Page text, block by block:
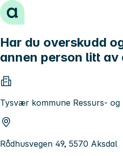
Hopp til innhold
Har du overskudd
annen person litt av
Tysvær kommune Ressurs- og
Rådhusvegen 49, 5570 Aksdal